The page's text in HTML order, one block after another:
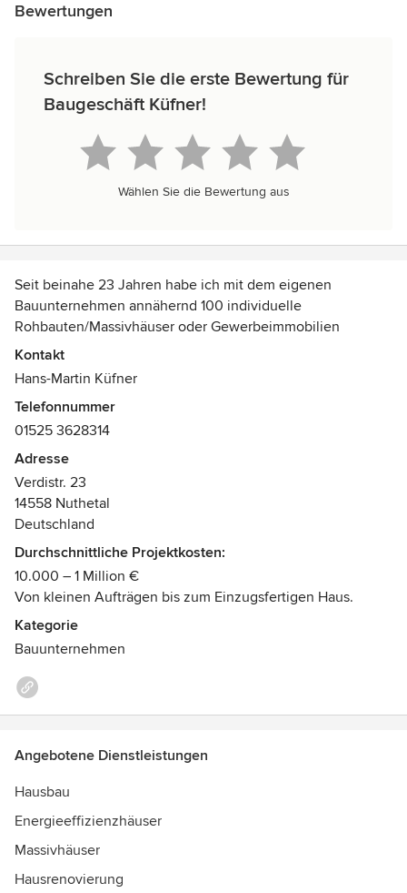
Bewertungen
Schreiben Sie die erste Bewertung für
Baugeschäft Küfner!
Wählen Sie die Bewertung aus
Seit beinahe 23 Jahren habe ich mit dem eigenen
Bauunternehmen annähernd 100 individuelle
Rohbauten/Massivhäuser oder Gewerbeimmobilien
errichtet. Dabei setze ich mehr als andere auf eine hohe
Qualität und Sicherheit. Unsere Kunden stehen noch im
Verkäufern. Die Umsetzung von persönlichen Wünschen
steht dabei für uns immer im Vordergrund.
Wir sind ständig bestrebt, unsere Leistungen zu verbessern
und unseren Service zu optimieren. Darum schaffen wir mit
kontinuierlichen Weiterbildungen immer wieder neue
zur Ausführung alles aus einer Hand anbieten oder
arbeiten konstruktiv mit Ihrem Architekten oder Planern
zusammen.
Kontakt
Hans-Martin Küfner
Telefonnummer
01525 3628314
Adresse
Verdistr. 23
14558 Nuthetal
Deutschland
Durchschnittliche Projektkosten:
10.000 – 1 Million €
Von kleinen Aufträgen bis zum Einzugsfertigen Haus.
Kategorie
Bauunternehmen
Angebotene Dienstleistungen
Hausbau
Energieeffizienzhäuser
Massivhäuser
Hausrenovierung